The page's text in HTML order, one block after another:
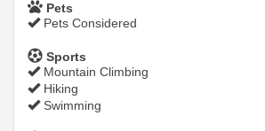
Pets
Pets Considered
Sports
Mountain Climbing
Hiking
Swimming